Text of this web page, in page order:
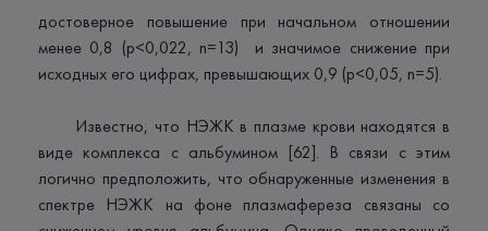
достоверное повышение при начальном отношении
менее 0,8 (p<0,022, n=13) и значимое снижение при
исходных его цифрах, превышающих 0,9 (p<0,05, n=5).
Известно, что НЭЖК в плазме крови находятся в
виде комплекса с альбумином [62]. В связи с этим
логично предположить, что обнаруженные изменения в
спектре НЭЖК на фоне плазмафереза связаны со